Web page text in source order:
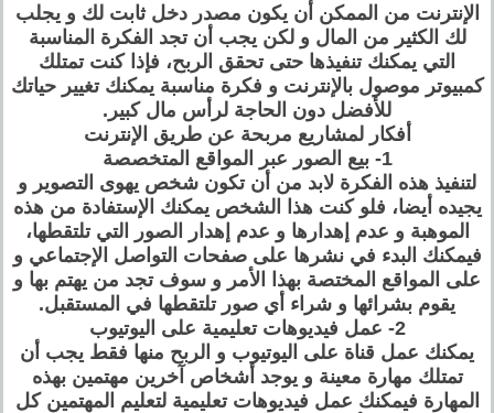
الإنترنت من الممكن أن يكون مصدر دخل ثابت لك و يجلب
لك الكثير من المال و لكن يجب أن تجد الفكرة المناسبة
التي يمكنك تنفيذها حتى تحقق الربح، فإذا كنت تمتلك
كمبيوتر موصول بالإنترنت و فكرة مناسبة يمكنك تغيير حياتك
للأفضل دون الحاجة لرأس مال كبير.
أفكار لمشاريع مربحة عن طريق الإنترنت
1- بيع الصور عبر المواقع المتخصصة
لتنفيذ هذه الفكرة لابد من أن تكون شخص يهوى التصوير و
يجيده أيضا، فلو كنت هذا الشخص يمكنك الإستفادة من هذه
الموهبة و عدم إهدارها و عدم إهدار الصور التي تلتقطها،
فيمكنك البدء في نشرها على صفحات التواصل الإجتماعي و
على المواقع المختصة بهذا الأمر و سوف تجد من يهتم بها و
يقوم بشرائها و شراء أي صور تلتقطها في المستقبل.
2- عمل فيديوهات تعليمية على اليوتيوب
يمكنك عمل قناة على اليوتيوب و الربح منها فقط يجب أن
تمتلك مهارة معينة و يوجد أشخاص آخرين مهتمين بهذه
المهارة فيمكنك عمل فيديوهات تعليمية لتعليم المهتمين كل